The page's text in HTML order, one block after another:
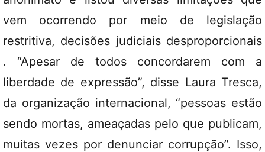
vem ocorrendo por meio de legislação
restritiva, decisões judiciais desproporcionais
. “Apesar de todos concordarem com a
liberdade de expressão”, disse Laura Tresca,
da organização internacional, “pessoas estão
sendo mortas, ameaçadas pelo que publicam,
muitas vezes por denunciar corrupção”. Isso,